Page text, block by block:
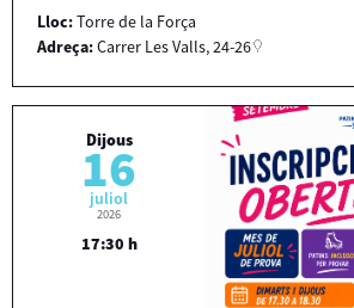
Lloc:Torre de la Força
Adreça:Carrer Les Valls, 24-26
Dijous
16
juliol
2026
17:30 h